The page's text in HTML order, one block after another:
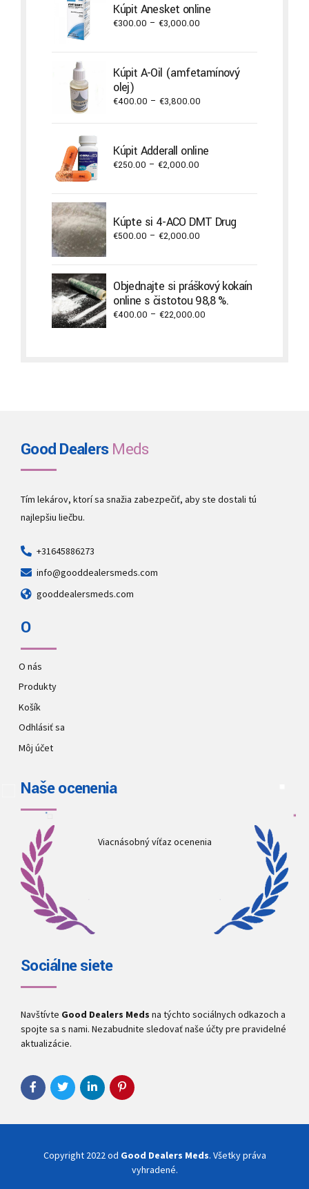
Kúpiť Anesket online
€300.00 – €3,000.00
through
€3,000.00
Kúpiť A-Oil (amfetamínový
olej)
€400.00 – €3,800.00
€3,800.00
Kúpiť Adderall online
€250.00 – €2,000.00
€2,000.00
Kúpte si 4-ACO DMT Drug
€500.00 – €2,000.00
through
€2,000.00
Objednajte si práškový kokaín
online s čistotou 98,8 %.
€400.00 – €22,000.00
Good DealersMeds
Tím lekárov, ktorí sa snažia zabezpečiť, aby ste dostali tú
najlepšiu liečbu.
+31645886273
info@gooddealersmeds.com
gooddealersmeds.com
O
O nás
Produkty
Košík
Odhlásiť sa
Môj účet
Naše ocenenia
Viacnásobný víťaz ocenenia
Sociálne siete
Navštívte Good Dealers Meds na týchto sociálnych odkazoch a
spojte sa s nami. Nezabudnite sledovať naše účty pre pravidelné
aktualizácie.
Copyright 2022 od Good Dealers Meds. Všetky práva
vyhradené.